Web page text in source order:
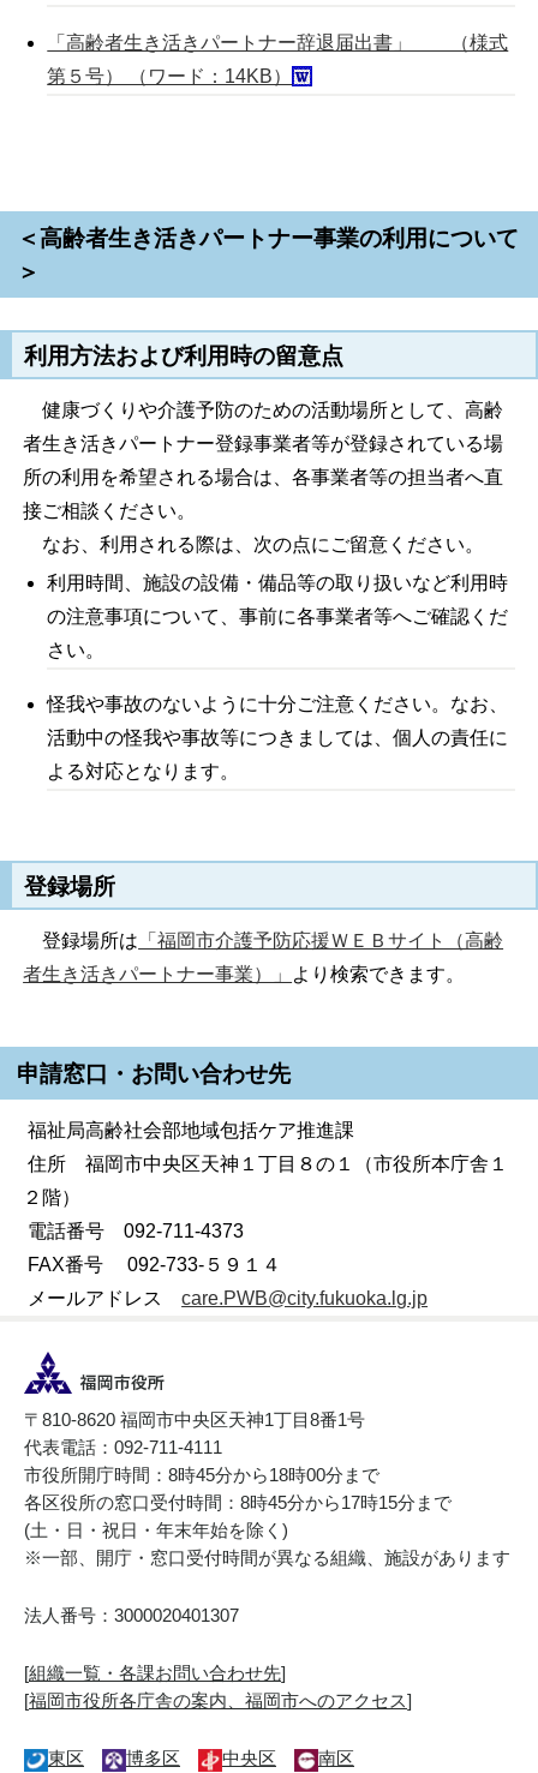
「高齢者生き活きパートナー辞退届出書」 （様式
第５号） （ワード：14KB）
＜高齢者生き活きパートナー事業の利用について
＞
利用方法および利用時の留意点
健康づくりや介護予防のための活動場所として、高齢
者生き活きパートナー登録事業者等が登録されている場
所の利用を希望される場合は、各事業者等の担当者へ直
接ご相談ください。
なお、利用される際は、次の点にご留意ください。
利用時間、施設の設備・備品等の取り扱いなど利用時
の注意事項について、事前に各事業者等へご確認くだ
さい。
怪我や事故のないように十分ご注意ください。なお、
活動中の怪我や事故等につきましては、個人の責任に
よる対応となります。
登録場所
登録場所は 「福岡市介護予防応援ＷＥＢサイト（高齢
者生き活きパートナー事業）」
より検索できます。
申請窓口・お問い合わせ先
福祉局高齢社会部地域包括ケア推進課
住所 福岡市中央区天神１丁目８の１（市役所本庁舎１
２階）
電話番号 092-711-4373
FAX番号 092-733-５９１４
メールアドレスcare.PWB@city.fukuoka.lg.jp
〒810-8620 福岡市中央区天神1丁目8番1号
代表電話：092-711-4111
市役所開庁時間：8時45分から18時00分まで
各区役所の窓口受付時間：8時45分から17時15分まで
(土・日・祝日・年末年始を除く)
※一部、開庁・窓口受付時間が異なる組織、施設があります
法人番号：3000020401307
[組織一覧・各課お問い合わせ先]
[福岡市役所各庁舎の案内、福岡市へのアクセス]
東区 博多区 中央区 南区